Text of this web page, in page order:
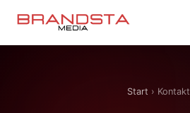
Inhalt
springen
Start › Kontakt